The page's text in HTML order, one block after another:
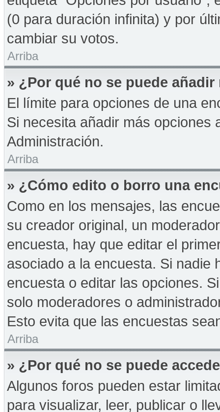
(0 para duración infinita) y por
cambiar su votos.
Arriba
» ¿Por qué no se puede
El límite para opciones de una
Si necesita añadir más opciones
Administración.
Arriba
» ¿Cómo edito o borro una
Como en los mensajes, las
su creador original, un
encuesta, hay que editar el
asociado a la encuesta. Si nadie
encuesta o editar las opciones.
solo moderadores o
Esto evita que las encuestas
Arriba
» ¿Por qué no se puede
Algunos foros pueden estar
para visualizar, leer, publicar o